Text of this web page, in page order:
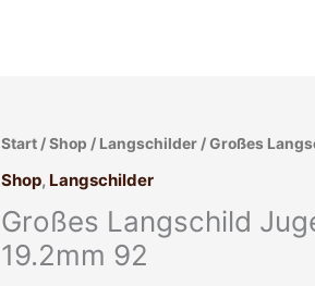
Start /Shop / Langschilder / Großes
Shop, Langschilder
Großes Langschild
19.2mm 92